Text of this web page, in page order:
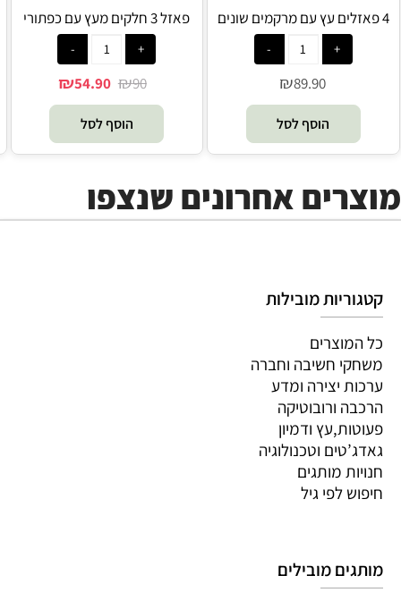
פאזל 3 חלקים מעץ עם כפתורי
אחיזה חיות הספארי - Melissa
and Doug
₪90
₪54.90
הוסף לסל
4 פאזלים עץ עם מרקמים שונים
דינוזאורים - Avenir
₪89.90
הוסף לסל
מוצרים אחרונים שנצפו
קטגוריות מובילות
כל המוצרים
משחקי חשיבה וחברה
ערכות יצירה ומדע
הרכבה ורובוטיקה
פעוטות,עץ ודמיון
גאדג’טים וטכנולוגיה
חנויות מותגים
חיפוש לפי גיל
מותגים מובילים